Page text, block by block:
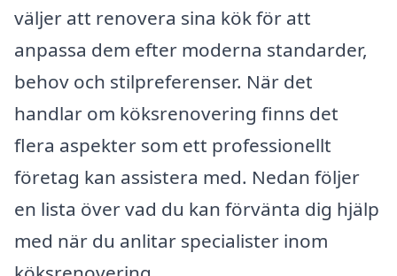
väljer att renovera sina kök för att
anpassa dem efter moderna standarder,
behov och stilpreferenser. När det
handlar om köksrenovering finns det
flera aspekter som ett professionellt
företag kan assistera med. Nedan följer
en lista över vad du kan förvänta dig hjälp
med när du anlitar specialister inom